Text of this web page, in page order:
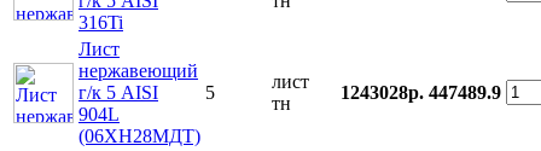
316Ti
Лист
нержавеющий
г/к 5 AISI
904L
(06ХН28МДТ)
5
лист
тн
1243028р. 447489.9